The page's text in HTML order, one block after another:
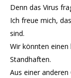
Denn das Virus
Ich freue mich,
sind.
Wir könnten einen
Standhaften.
Aus einer